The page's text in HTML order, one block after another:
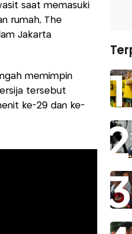
saat memasuki
rumah, The
Jakarta
memimpin
tersebut
ke-29 dan ke-